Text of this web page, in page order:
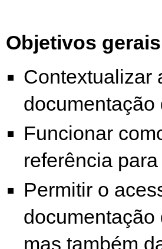
Objetivos gerais
Contextualizar
documentação
Funcionar
referência
Permitir o
mas também